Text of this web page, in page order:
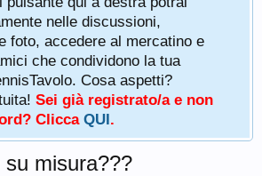
nelle discussioni,
foto, accedere al mercatino e
che condividono la tua
Cosa aspetti?
Sei già registrato/a e non
Clicca QUI.
misura???